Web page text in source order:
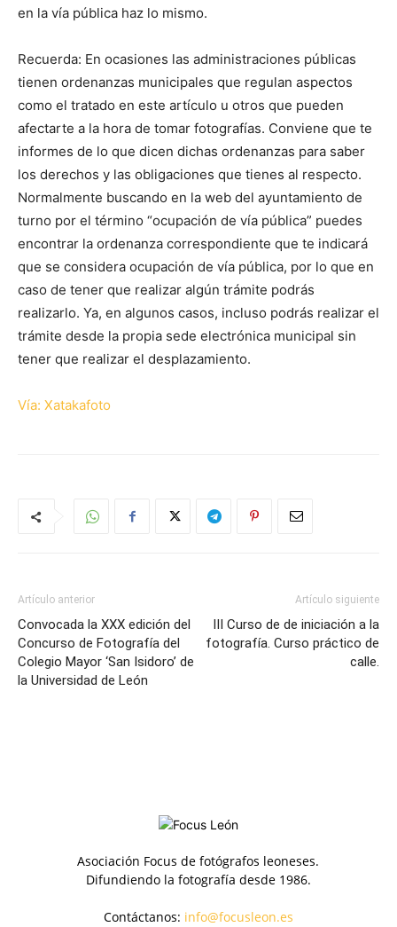
en la vía pública haz lo mismo.
Recuerda: En ocasiones las administraciones públicas
tienen ordenanzas municipales que regulan aspectos
como el tratado en este artículo u otros que pueden
afectarte a la hora de tomar fotografías. Conviene que te
informes de lo que dicen dichas ordenanzas para saber
los derechos y las obligaciones que tienes al respecto.
Normalmente buscando en la web del ayuntamiento de
turno por el término “ocupación de vía pública” puedes
encontrar la ordenanza correspondiente que te indicará
que se considera ocupación de vía pública, por lo que en
caso de tener que realizar algún trámite podrás
realizarlo. Ya, en algunos casos, incluso podrás realizar el
trámite desde la propia sede electrónica municipal sin
tener que realizar el desplazamiento.
Vía: Xatakafoto
Artículo anterior
Convocada la XXX edición del
Concurso de Fotografía del
Colegio Mayor ‘San Isidoro’ de
la Universidad de León
Artículo siguiente
III Curso de de iniciación a la
fotografía. Curso práctico de
calle.
Asociación Focus de fotógrafos leoneses.
Difundiendo la fotografía desde 1986.
Contáctanos: info@focusleon.es